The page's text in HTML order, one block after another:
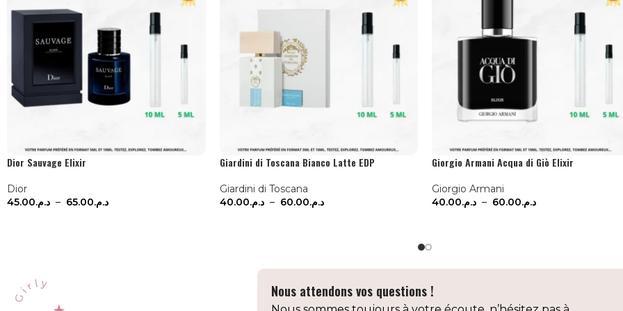
Dior Sauvage Elixir
Dior
د.م.45.00 – د.م.65.00
Giardini di Toscana Bianco Latte EDP
Giardini di Toscana
د.م.40.00 – د.م.60.00
Giorgio Armani Acqua di Giò Elixir
Giorgio Armani
د.م.40.00 – د.م.60.00
Nous attendons vos questions !